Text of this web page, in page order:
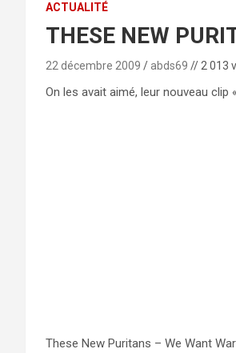
ACTUALITÉ
THESE NEW
22 décembre 2009 abds69 // 2 013
On les avait aimé, leur nouveau
These New Puritans – We Want